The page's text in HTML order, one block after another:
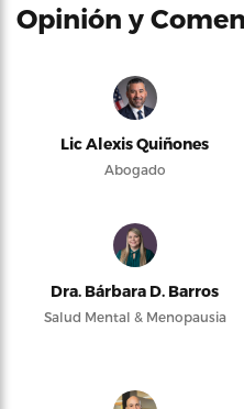
Opinión y
Lic Alexis Quiñones
Abogado
Dra. Bárbara D. Barros
Salud Mental & Menopausia